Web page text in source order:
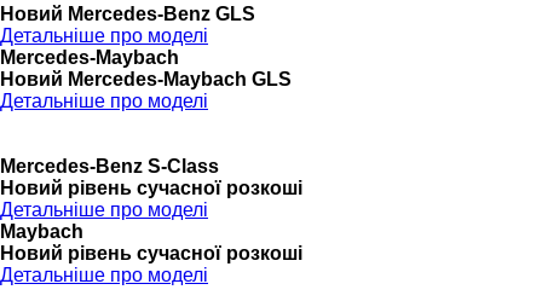
Новий Mercedes-Benz GLS
Детальніше про моделі
Mercedes-Maybach
Новий Mercedes-Maybach GLS
Детальніше про моделі
Mercedes-Benz S-Class
Новий рівень сучасної розкоші
Детальніше про моделі
Maybach
Новий рівень сучасної розкоші
Детальніше про моделі